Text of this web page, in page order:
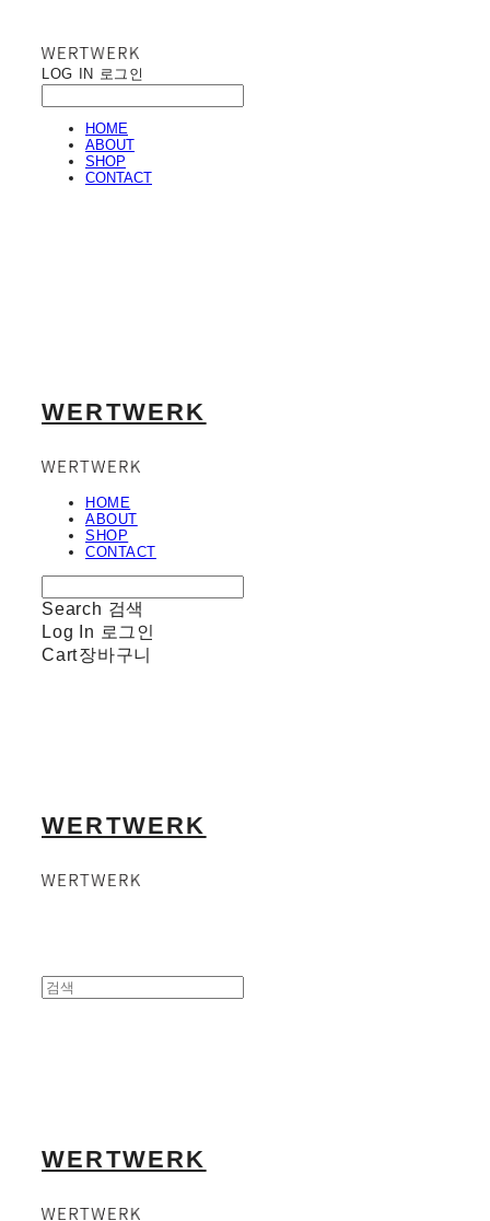
LOG IN 로그인
HOME
ABOUT
SHOP
CONTACT
WERTWERK
HOME
ABOUT
SHOP
CONTACT
Search 검색
Log In 로그인
Cart장바구니
WERTWERK
WERTWERK